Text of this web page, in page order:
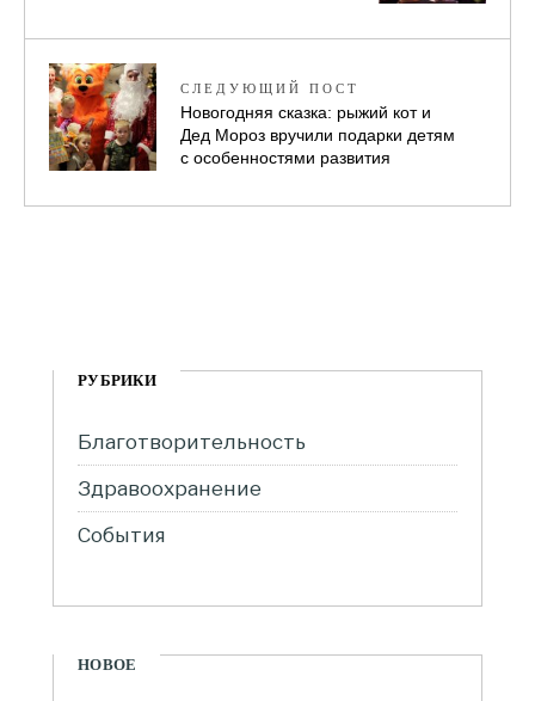
СЛЕДУЮЩИЙ ПОСТ
Новогодняя сказка: рыжий кот и
Дед Мороз вручили подарки детям
с особенностями развития
РУБРИКИ
Благотворительность
Здравоохранение
События
НОВОЕ